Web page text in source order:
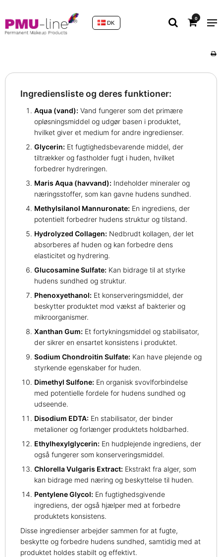
0
DK
Ingrediensliste og deres funktioner:
Aqua (vand): Vand fungerer som det primære
opløsningsmiddel og udgør basen i produktet,
hvilket giver et medium for andre ingredienser.
Glycerin: Et fugtighedsbevarende middel, der
tiltrækker og fastholder fugt i huden, hvilket
forbedrer hydreringen.
Maris Aqua (havvand): Indeholder mineraler og
næringsstoffer, som kan gavne hudens sundhed.
Methylsilanol Mannuronate: En ingrediens, der
potentielt forbedrer hudens struktur og tilstand.
Hydrolyzed Collagen: Nedbrudt kollagen, der let
absorberes af huden og kan forbedre dens
elasticitet og hydrering.
Glucosamine Sulfate: Kan bidrage til at styrke
hudens sundhed og struktur.
Phenoxyethanol: Et konserveringsmiddel, der
beskytter produktet mod vækst af bakterier og
mikroorganismer.
Xanthan Gum: Et fortykningsmiddel og stabilisator,
der sikrer en ensartet konsistens i produktet.
Sodium Chondroitin Sulfate: Kan have plejende og
styrkende egenskaber for huden.
Dimethyl Sulfone: En organisk svovlforbindelse
med potentielle fordele for hudens sundhed og
udseende.
Disodium EDTA: En stabilisator, der binder
metalioner og forlænger produktets holdbarhed.
Ethylhexylglycerin: En hudplejende ingrediens, der
også fungerer som konserveringsmiddel.
Chlorella Vulgaris Extract: Ekstrakt fra alger, som
kan bidrage med næring og beskyttelse til huden.
Pentylene Glycol: En fugtighedsgivende
ingrediens, der også hjælper med at forbedre
produktets konsistens.
Disse ingredienser arbejder sammen for at fugte,
beskytte og forbedre hudens sundhed, samtidig med at
produktet holdes stabilt og effektivt.